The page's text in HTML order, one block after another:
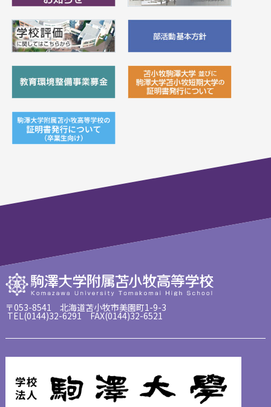
〒053-8541 北海道苫小牧市美園町1-9-3
TEL(0144)32-6291 FAX(0144)32-6521